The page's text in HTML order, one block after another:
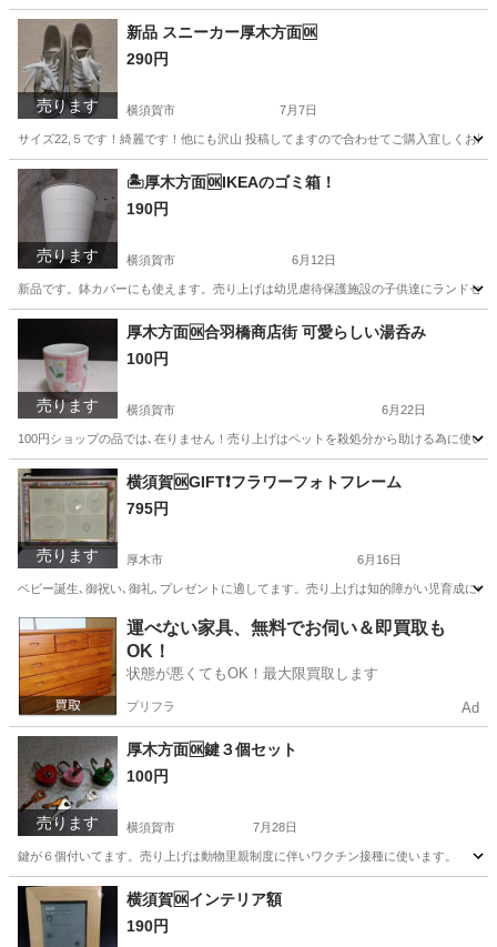
売ります
新品 スニーカー厚木方面🆗
290円
横須賀市 7月7日
サイズ22,５です！綺麗です！他にも沢山 投稿してますので合わせてご購入宜しくお願
神奈川 横須賀市 家電 神奈川 厚木市
売ります
🏝️厚木方面🆗IKEAのゴミ箱！
190円
横須賀市 6月12日
新品です。鉢カバーにも使えます。売り上げは幼児虐待保護施設の子供達にランドセ
神奈川 横須賀市 その他 IKEA
売ります
厚木方面🆗合羽橋商店街 可愛らしい湯呑み
100円
横須賀市 6月22日
100円ショップの品では､在りません！売り上げはペットを殺処分から助ける為に使い
神奈川 横須賀市 食器 合羽橋
売ります
横須賀🆗GIFT❗️フラワーフォトフレーム
795円
厚木市 6月16日
ベビー誕生､御祝い､御礼､プレゼントに適してます。売り上げは知的障がい児育成に使
神奈川 厚木市 その他 ベビー
運べない家具、無料でお伺い＆即買取も
OK！
状態が悪くてもOK！最大限買取します
プリフラ Ad
売ります
厚木方面🆗鍵３個セット
100円
横須賀市 7月28日
鍵が６個付いてます。売り上げは動物里親制度に伴いワクチン接種に使います。
神奈川 横須賀市 その他 セット
横須賀🆗インテリア額
190円